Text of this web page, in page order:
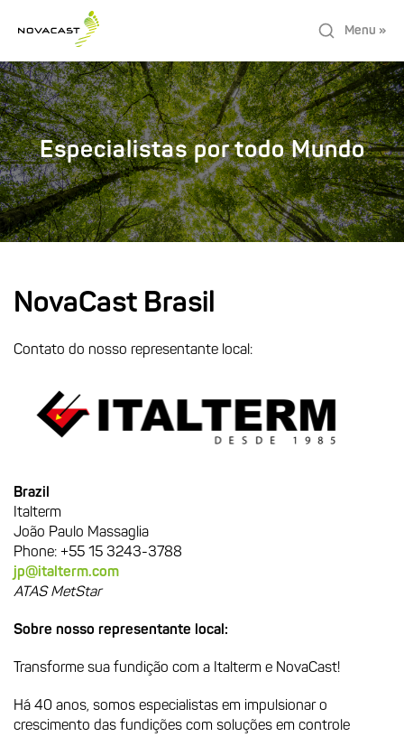
Menu »
Especialistas por todo Mundo
NovaCast Brasil
Contato do nosso representante local:
Brazil
Italterm
João Paulo Massaglia
Phone: +55 15 3243-3788
jp@italterm.com
ATAS MetStar
Sobre nosso representante local:
Transforme sua fundição com a Italterm e NovaCast!
Há 40 anos, somos especialistas em impulsionar o
crescimento das fundições com soluções em controle